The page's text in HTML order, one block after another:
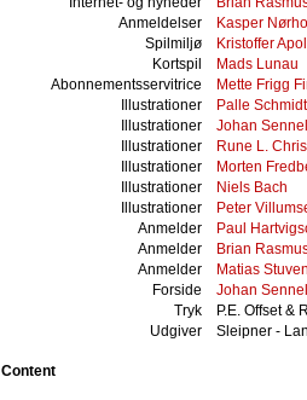
Anmeldelser
Kasper
Spilmiljø
Kristoffer
Kortspil
Mads Lunau
Abonnementsservitrice
Mette Frigg
Illustrationer
Palle Schmidt
Illustrationer
Johan
Illustrationer
Rune L.
Illustrationer
Morten
Illustrationer
Niels Bach
Illustrationer
Peter
Anmelder
Paul
Anmelder
Brian
Anmelder
Matias
Forside
Johan
Tryk
P.E. Offset &
Udgiver
Sleipner -
Content